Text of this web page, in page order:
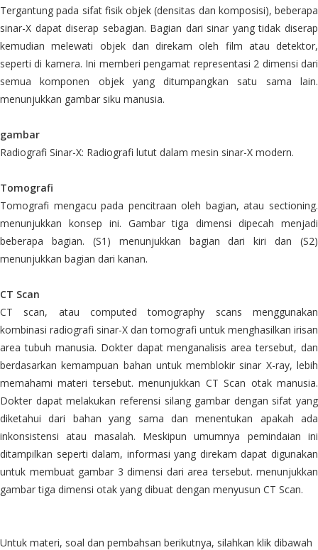
Tergantung pada sifat fisik objek (densitas dan komposisi), beberapa
sinar-X dapat diserap sebagian. Bagian dari sinar yang tidak diserap
kemudian melewati objek dan direkam oleh film atau detektor,
seperti di kamera. Ini memberi pengamat representasi 2 dimensi dari
semua komponen objek yang ditumpangkan satu sama lain.
menunjukkan gambar siku manusia.
gambar
Radiografi Sinar-X: Radiografi lutut dalam mesin sinar-X modern.
Tomografi
Tomografi mengacu pada pencitraan oleh bagian, atau sectioning.
menunjukkan konsep ini. Gambar tiga dimensi dipecah menjadi
beberapa bagian. (S1) menunjukkan bagian dari kiri dan (S2)
menunjukkan bagian dari kanan.
CT Scan
CT scan, atau computed tomography scans menggunakan
kombinasi radiografi sinar-X dan tomografi untuk menghasilkan irisan
area tubuh manusia. Dokter dapat menganalisis area tersebut, dan
berdasarkan kemampuan bahan untuk memblokir sinar X-ray, lebih
memahami materi tersebut. menunjukkan CT Scan otak manusia.
Dokter dapat melakukan referensi silang gambar dengan sifat yang
diketahui dari bahan yang sama dan menentukan apakah ada
inkonsistensi atau masalah. Meskipun umumnya pemindaian ini
ditampilkan seperti dalam, informasi yang direkam dapat digunakan
untuk membuat gambar 3 dimensi dari area tersebut. menunjukkan
gambar tiga dimensi otak yang dibuat dengan menyusun CT Scan.
Untuk materi, soal dan pembahsan berikutnya, silahkan klik dibawah